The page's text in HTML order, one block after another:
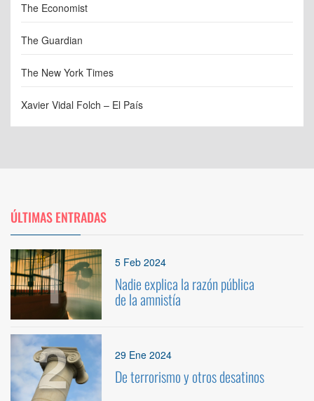
The Economist
The Guardian
The New York Times
Xavier Vidal Folch – El País
ÚLTIMAS ENTRADAS
1 5 Feb 2024
Nadie explica la razón pública
de la amnistía
2 29 Ene 2024
De terrorismo y otros desatinos